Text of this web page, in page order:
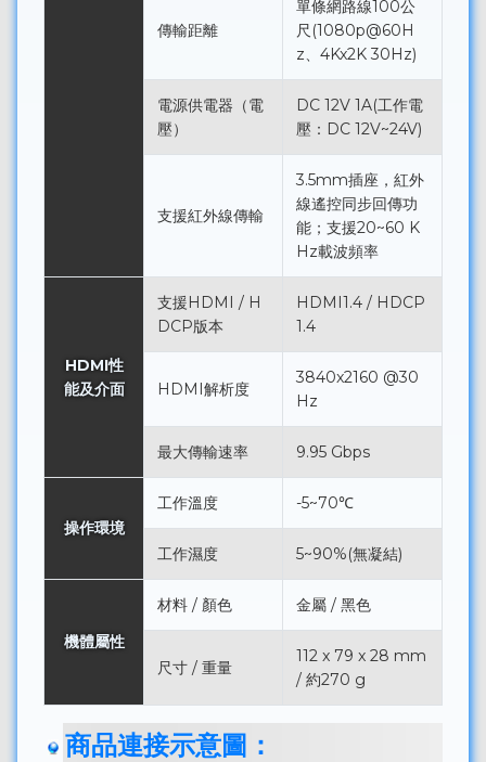
傳輸距離
單條網路線100公
尺(1080p@60H
z、4Kx2K 30Hz)
電源供電器（電
壓）
DC 12V 1A(工作電
壓：DC 12V~24V)
支援紅外線傳輸
3.5mm插座，紅外
線遙控同步回傳功
能；支援20~60 K
Hz載波頻率
HDMI性
能及介面
支援HDMI / H
DCP版本
HDMI1.4 / HDCP
1.4
HDMI解析度
3840x2160 @30
Hz
最大傳輸速率 9.95 Gbps
操作環境
工作溫度 -5~70℃
工作濕度 5~90%(無凝結)
機體屬性
材料 / 顏色 金屬 / 黑色
尺寸 / 重量
112 x 79 x 28 mm
/ 約270 g
商品連接示意圖：